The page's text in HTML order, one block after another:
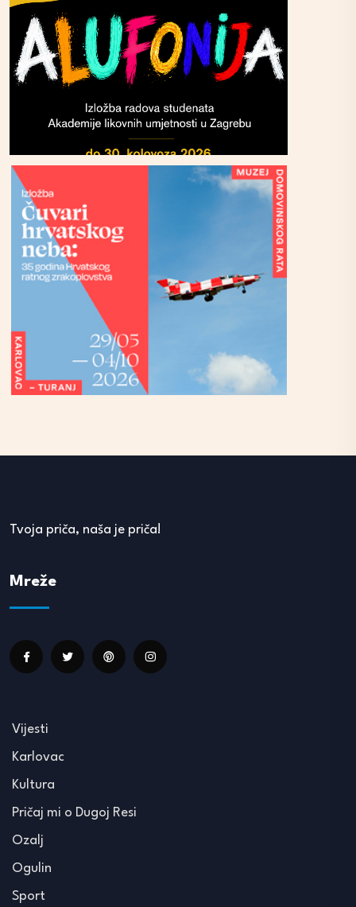
Tvoja priča, naša je priča!
Mreže
Vijesti
Karlovac
Kultura
Pričaj mi o Dugoj Resi
Ozalj
Ogulin
Sport